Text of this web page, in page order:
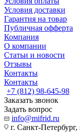
Условия доставки
Гарантия на товар
Публичная офферта
Компания
О компании
Статьи и новости
Отзывы
Контакты
Контакты
+7 (812) 98-645-98
Заказать звонок
Задать вопрос
info@mifrid.ru
г. Санкт-